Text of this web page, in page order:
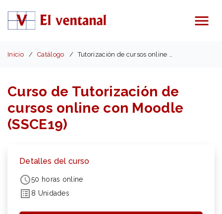
Menú
Inicio Catálogo Tutorización de cursos online con Moodle (SSCE19)
Curso de Tutorización de
cursos online con Moodle
(SSCE19)
Detalles del curso
50 horas online
8 Unidades